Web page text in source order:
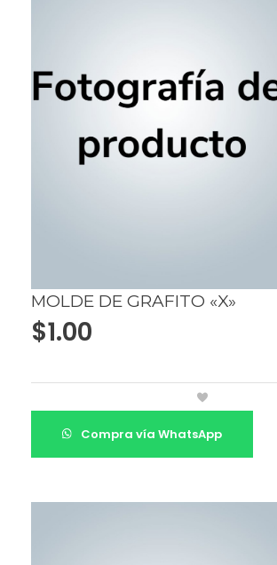
MOLDE DE GRAFITO «X»
$1.00
Compra vía WhatsApp